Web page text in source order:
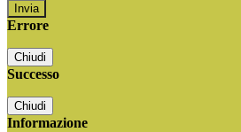
Errore
Chiudi
Successo
Chiudi
Informazione